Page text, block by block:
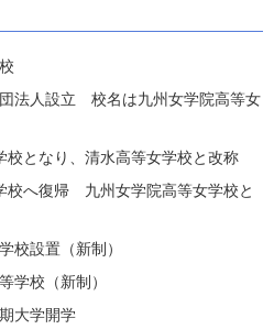
法人設立 校名は九州女学院高等女
校となり、清水高等女学校と改称
校へ復帰 九州女学院高等女学校と
校設置（新制）
学校（新制）
大学開学